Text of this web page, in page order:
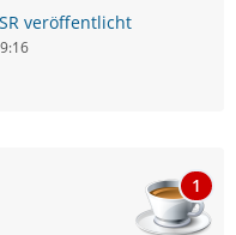
veröffentlicht
1